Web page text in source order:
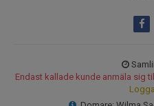
Endast kallade kunde anmäla sig